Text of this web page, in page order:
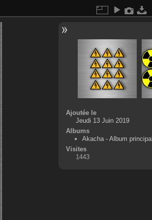
Ajoutée le
Jeudi 13 Juin 2019
Albums
Akacha - Album principal
Visites
1443